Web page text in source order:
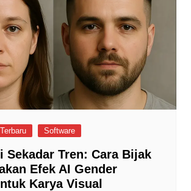
Software
Sekadar Tren: Cara Bijak
Efek AI Gender
Karya Visual